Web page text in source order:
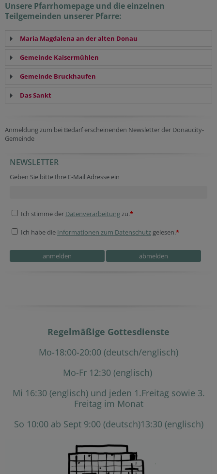
Unsere Pfarrhomepage und die einzelnen
Teilgemeinden unserer Pfarre:
Maria Magdalena an der alten Donau
Gemeinde Kaisermühlen
Gemeinde Bruckhaufen
Das Sankt
Anmeldung zum bei Bedarf erscheinenden Newsletter der Donaucity-
Gemeinde
NEWSLETTER
Geben Sie bitte Ihre E-Mail Adresse ein
Ich stimme der Datenverarbeitungzu.*
Ich habe die Informationen zum Datenschutz gelesen.*
Regelmäßige Gottesdienste
Mo-18:00-20:00 (deutsch/englisch)
Mo-Fr 12:30 (englisch)
Mi 16:30 (englisch) und jeden 1.Freitag sowie 3.
Freitag im Monat
So 10:00 ab Sept 9:00 (deutsch)13:30 (englisch)